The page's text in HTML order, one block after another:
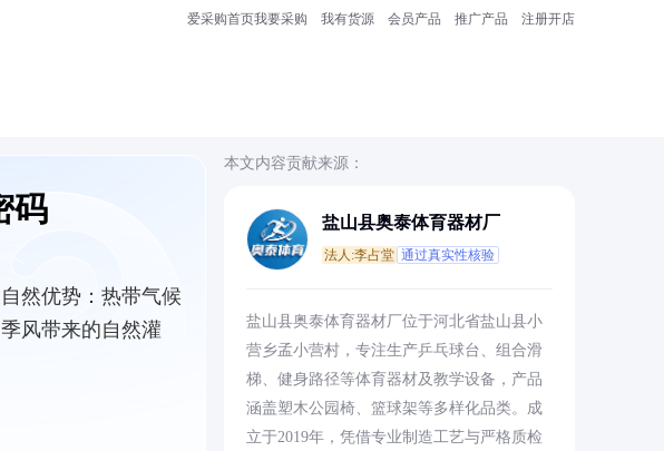
爱采购首页我要采购 我有货源 会员产品 推广产品 注册开店
码
然优势：热带气候
风带来的自然灌
本文内容贡献来源：
盐山县奥泰体育器材厂
法人:李占堂 通过真实性核验
盐山县奥泰体育器材厂位于河北省盐山县小
营乡孟小营村，专注生产乒乓球台、组合滑
梯、健身路径等体育器材及教学设备，产品
涵盖塑木公园椅、篮球架等多样化品类。成
立于2019年，凭借专业制造工艺与严格质检